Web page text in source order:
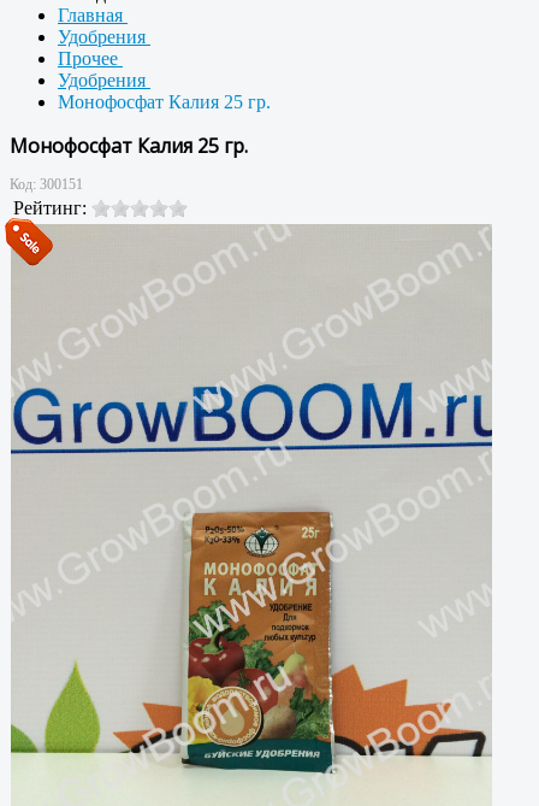
Главная
Удобрения
Прочее
Удобрения
Монофосфат Калия 25 гр.
Монофосфат Калия 25 гр.
Код: 300151
Рейтинг: